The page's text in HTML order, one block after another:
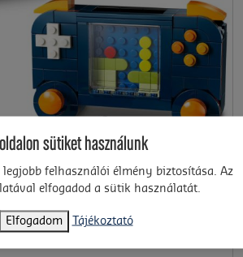
- Retró játékkonzol (31380)
sütiket használunk
legjobb felhasználói élmény biztosítása. Az
elfogadod a sütik használatát.
Elfogadom Tájékoztató